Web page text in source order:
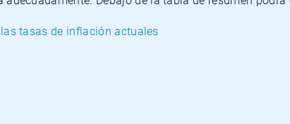
tasas de inflación actuales